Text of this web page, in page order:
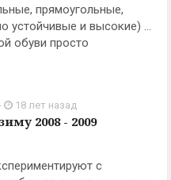
прямоугольные,
устойчивые и высокие) ...
обуви просто
18 лет назад
2008 - 2009
с